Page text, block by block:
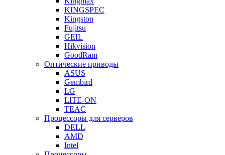
KINGSPEC
Kingston
Fujitsu
GEIL
Hikvision
GoodRam
Оптические приводы
ASUS
Gembird
LG
LITE-ON
TEAC
Процессоры для серверов
DELL
AMD
Intel